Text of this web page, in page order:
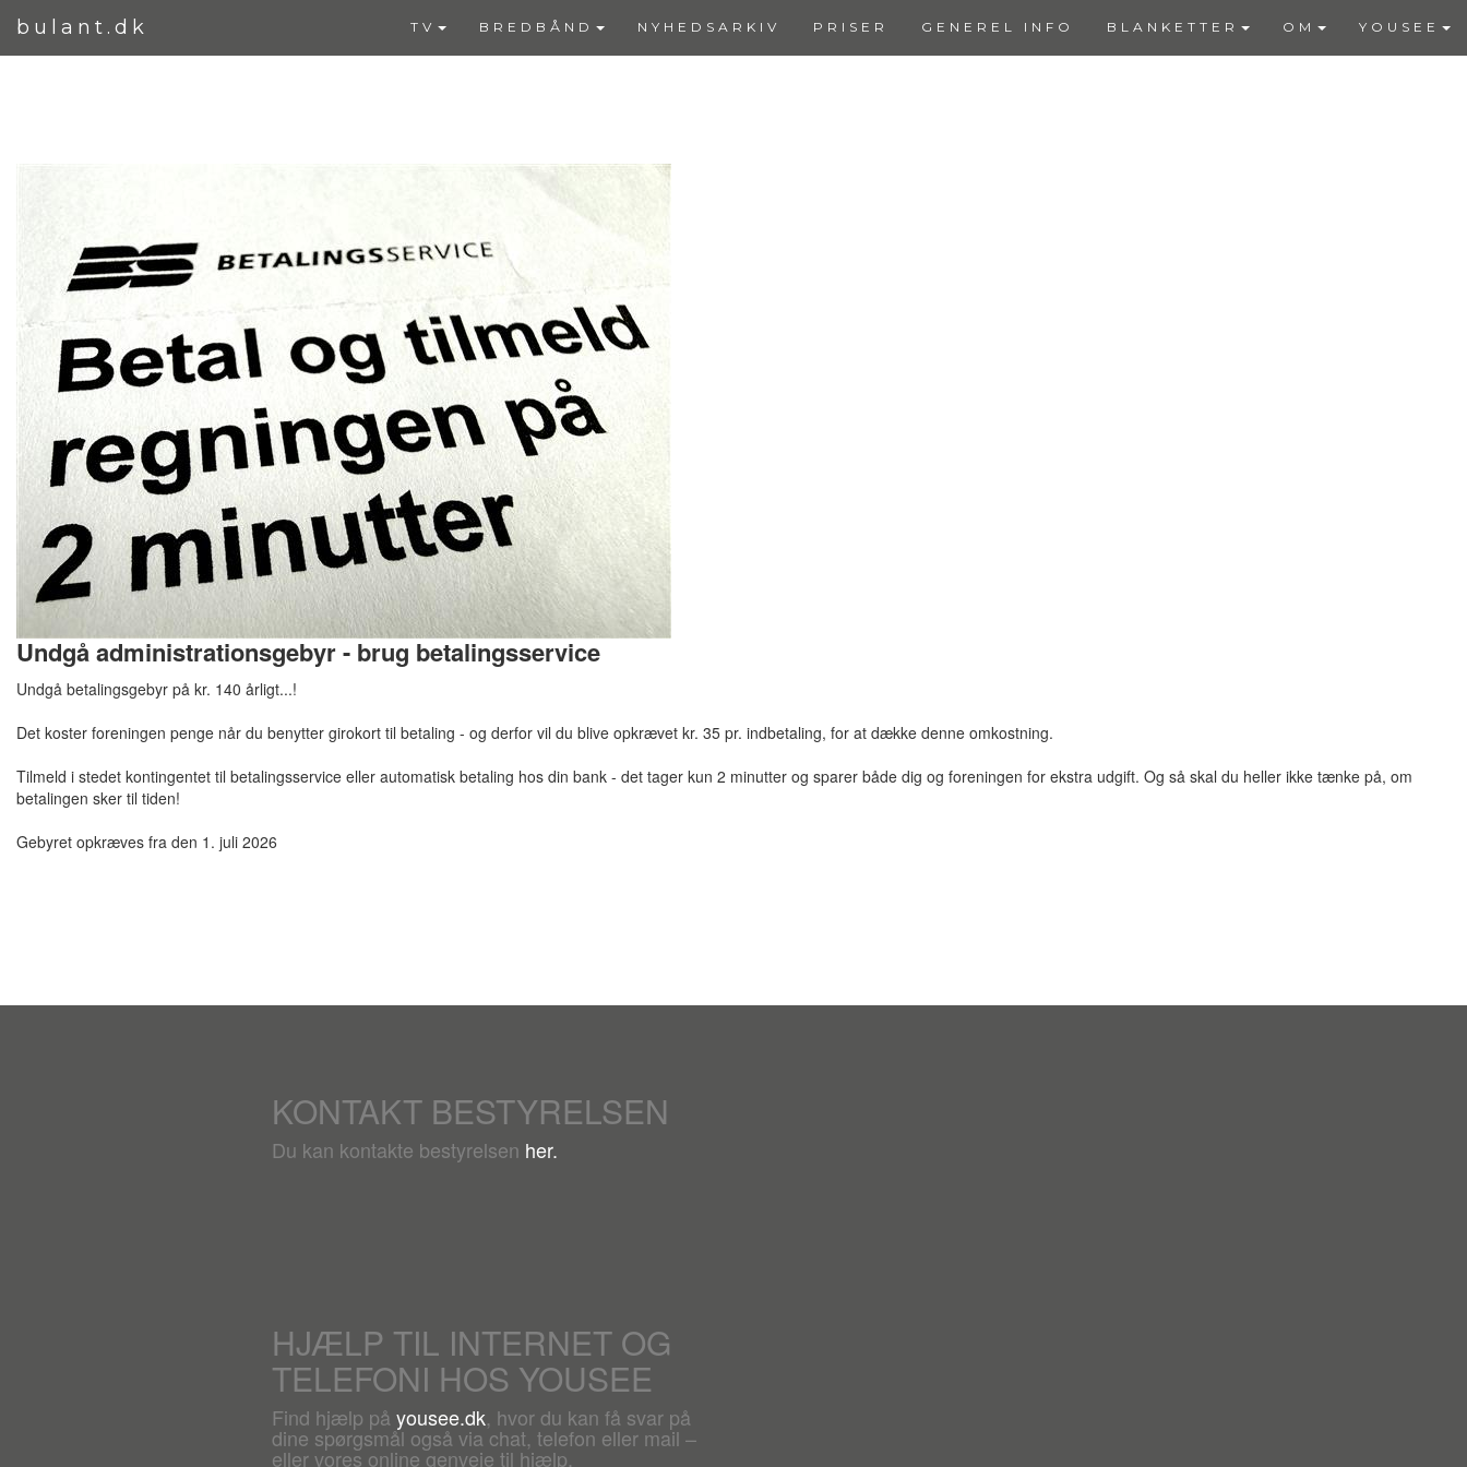
bulant.dk TV BREDBÅND NYHEDSARKIV PRISER GENEREL INFO BLANKETTER OM YOUSEE
Undgå administrationsgebyr - brug betalingsservice
Undgå betalingsgebyr på kr. 140 årligt...!
Det koster foreningen penge når du benytter girokort til betaling - og derfor vil du blive opkrævet kr. 35 pr. indbetaling, for at dække denne omkostning.
Tilmeld i stedet kontingentet til betalingsservice eller automatisk betaling hos din bank - det tager kun 2 minutter og sparer både dig og foreningen for ekstra udgift. Og så skal du heller ikke tænke på, om
betalingen sker til tiden!
Gebyret opkræves fra den 1. juli 2026
KONTAKT BESTYRELSEN
Du kan kontakte bestyrelsen her.
HJÆLP TIL INTERNET OG
TELEFONI HOS YOUSEE
Find hjælp på yousee.dk, hvor du kan få svar på
dine spørgsmål også via chat, telefon eller mail –
eller vores online genveje til hjælp.